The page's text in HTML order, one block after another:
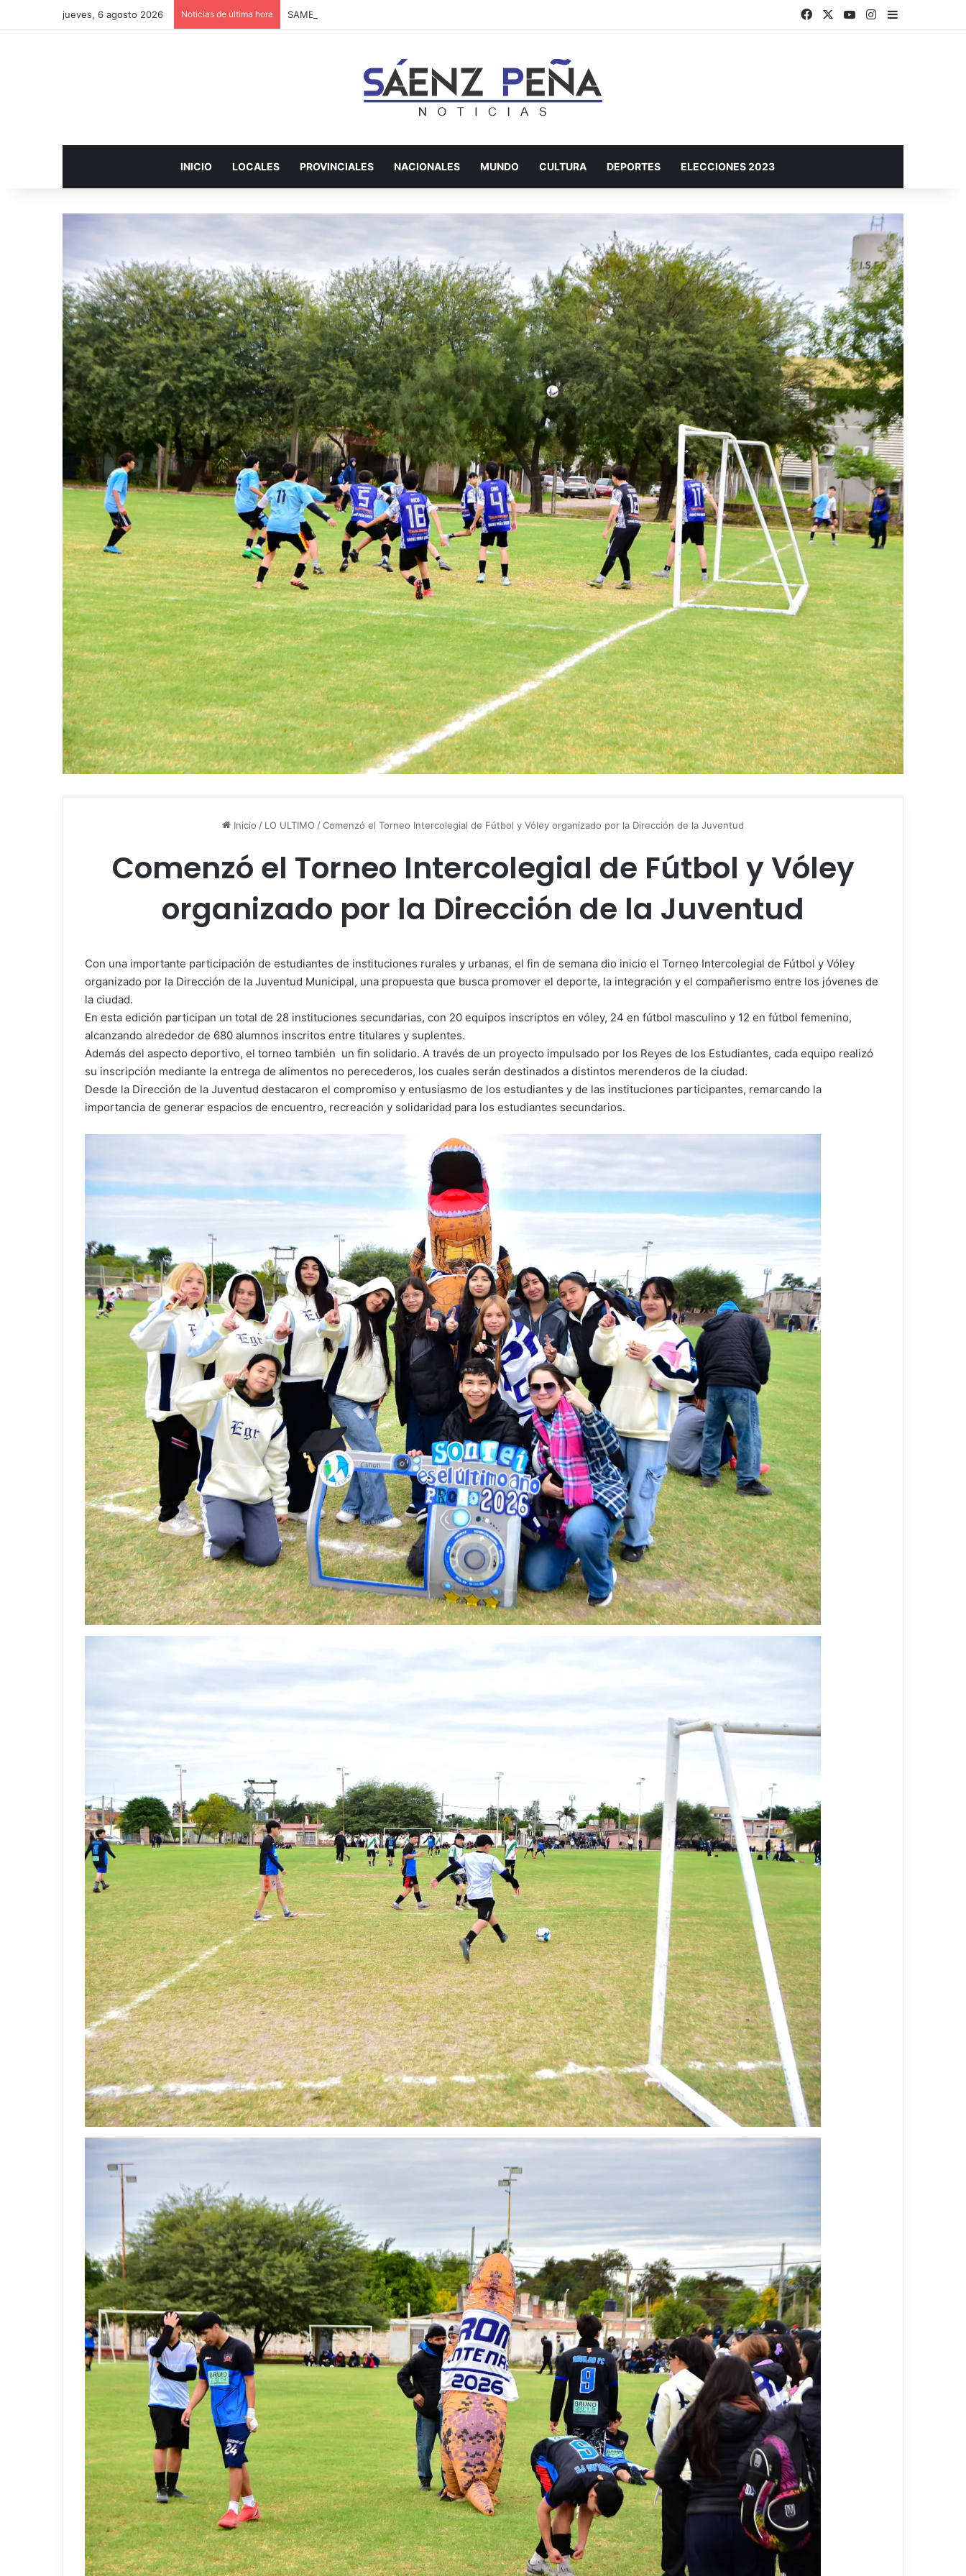
jueves, 6 agosto 2026 Noticias de última hora FacebookYouTubeInstagram
Barra lateral
INICIO LOCALES PROVINCIALES NACIONALES MUNDO CULTURA DEPORTES ELECCIONES 2023
Inicio / LO ULTIMO /Comenzó el Torneo Intercolegial de Fútbol y Vóley organizado por la Dirección de la Juventud
Comenzó el Torneo Intercolegial de Fútbol y Vóley
organizado por la Dirección de la Juventud
Con una importante participación de estudiantes de instituciones rurales y urbanas, el fin de semana dio inicio el Torneo Intercolegial de Fútbol y Vóley
organizado por la Dirección de la Juventud Municipal, una propuesta que busca promover el deporte, la integración y el compañerismo entre los jóvenes de
la ciudad.
En esta edición participan un total de 28 instituciones secundarias, con 20 equipos inscriptos en vóley, 24 en fútbol masculino y 12 en fútbol femenino,
alcanzando alrededor de 680 alumnos inscritos entre titulares y suplentes.
Además del aspecto deportivo, el torneo también un fin solidario. A través de un proyecto impulsado por los Reyes de los Estudiantes, cada equipo realizó
su inscripción mediante la entrega de alimentos no perecederos, los cuales serán destinados a distintos merenderos de la ciudad.
Desde la Dirección de la Juventud destacaron el compromiso y entusiasmo de los estudiantes y de las instituciones participantes, remarcando la
importancia de generar espacios de encuentro, recreación y solidaridad para los estudiantes secundarios.